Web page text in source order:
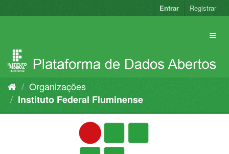
para
Entrar Registrar
Organizações
Instituto Federal Fluminense